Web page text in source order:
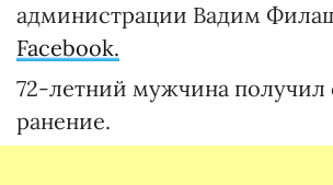
администрации Вадим
Facebook.
72-летний мужчина получил
ранение.